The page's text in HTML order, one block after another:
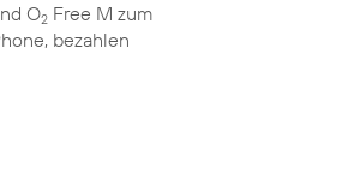
O2 Free M zum
bezahlen